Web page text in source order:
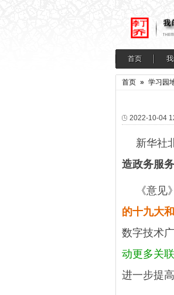
首页
首页 » 学习园
2022-10-04
新华社
造政务服
《意
的十九大
数字技术
动更多关
进一步提